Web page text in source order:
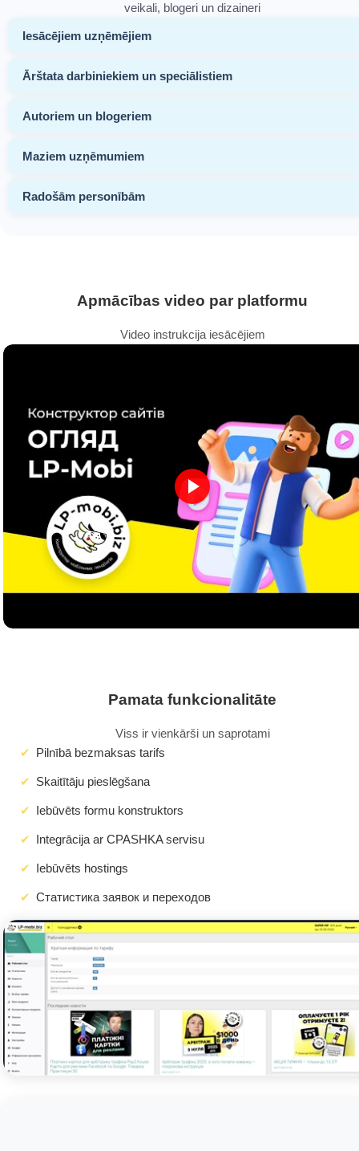
veikali, blogeri un dizaineri
Iesācējiem uzņēmējiem
Ārštata darbiniekiem un speciālistiem
Autoriem un blogeriem
Maziem uzņēmumiem
Radošām personībām
Apmācības video par platformu
Video instrukcija iesācējiem
Pamata funkcionalitāte
Viss ir vienkārši un saprotami
Pilnībā bezmaksas tarifs
Skaitītāju pieslēgšana
Iebūvēts formu konstruktors
Integrācija ar CPASHKA servisu
Iebūvēts hostings
Статистика заявок и переходов